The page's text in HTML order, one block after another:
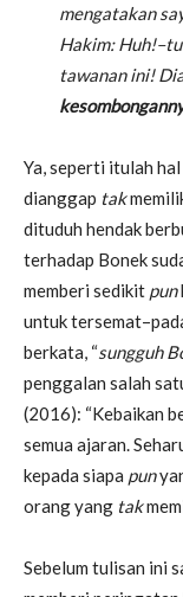
mengatakan
Hakim:
tawanan ini!
Ya, seperti itulah
dianggap tak
dituduh hendak
terhadap Bonek
memberi sedikit pun
untuk
berkata, “sungguh
penggalan salah
(2016): “Kebaikan
semua ajaran.
kepada siapa pun
orang yang tak
Sebelum tulisan ini